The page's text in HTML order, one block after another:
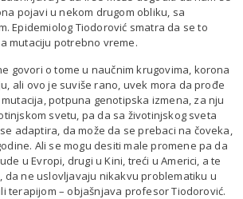
pojavi u nekom drugom obliku, sa
Epidemiolog Tiodorović smatra da se to
mutaciju potrebno vreme.
govori o tome u naučnim krugovima, korona
ali ovo je suviše rano, uvek mora da prođe
potpuna genotipska izmena, za nju
svetu, pa da sa životinjskog sveta
adaptira, da može da se prebaci na čoveka,
Ali se mogu desiti male promene pa da
u Evropi, drugi u Kini, treći u Americi, a te
da ne uslovljavaju nikakvu problematiku u
terapijom – objašnjava profesor Tiodorović.